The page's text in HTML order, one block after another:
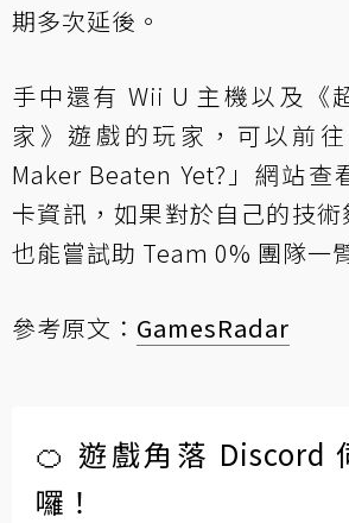
期多次延後。
手中還有 Wii U 主機以及《
家》遊戲的玩家，可以前
Maker Beaten Yet?」網站查
卡資訊，如果對於自己的技
也能嘗試助 Team 0% 團隊一
參考原文： GamesRadar
🍊 遊戲角落 Discord
囉！